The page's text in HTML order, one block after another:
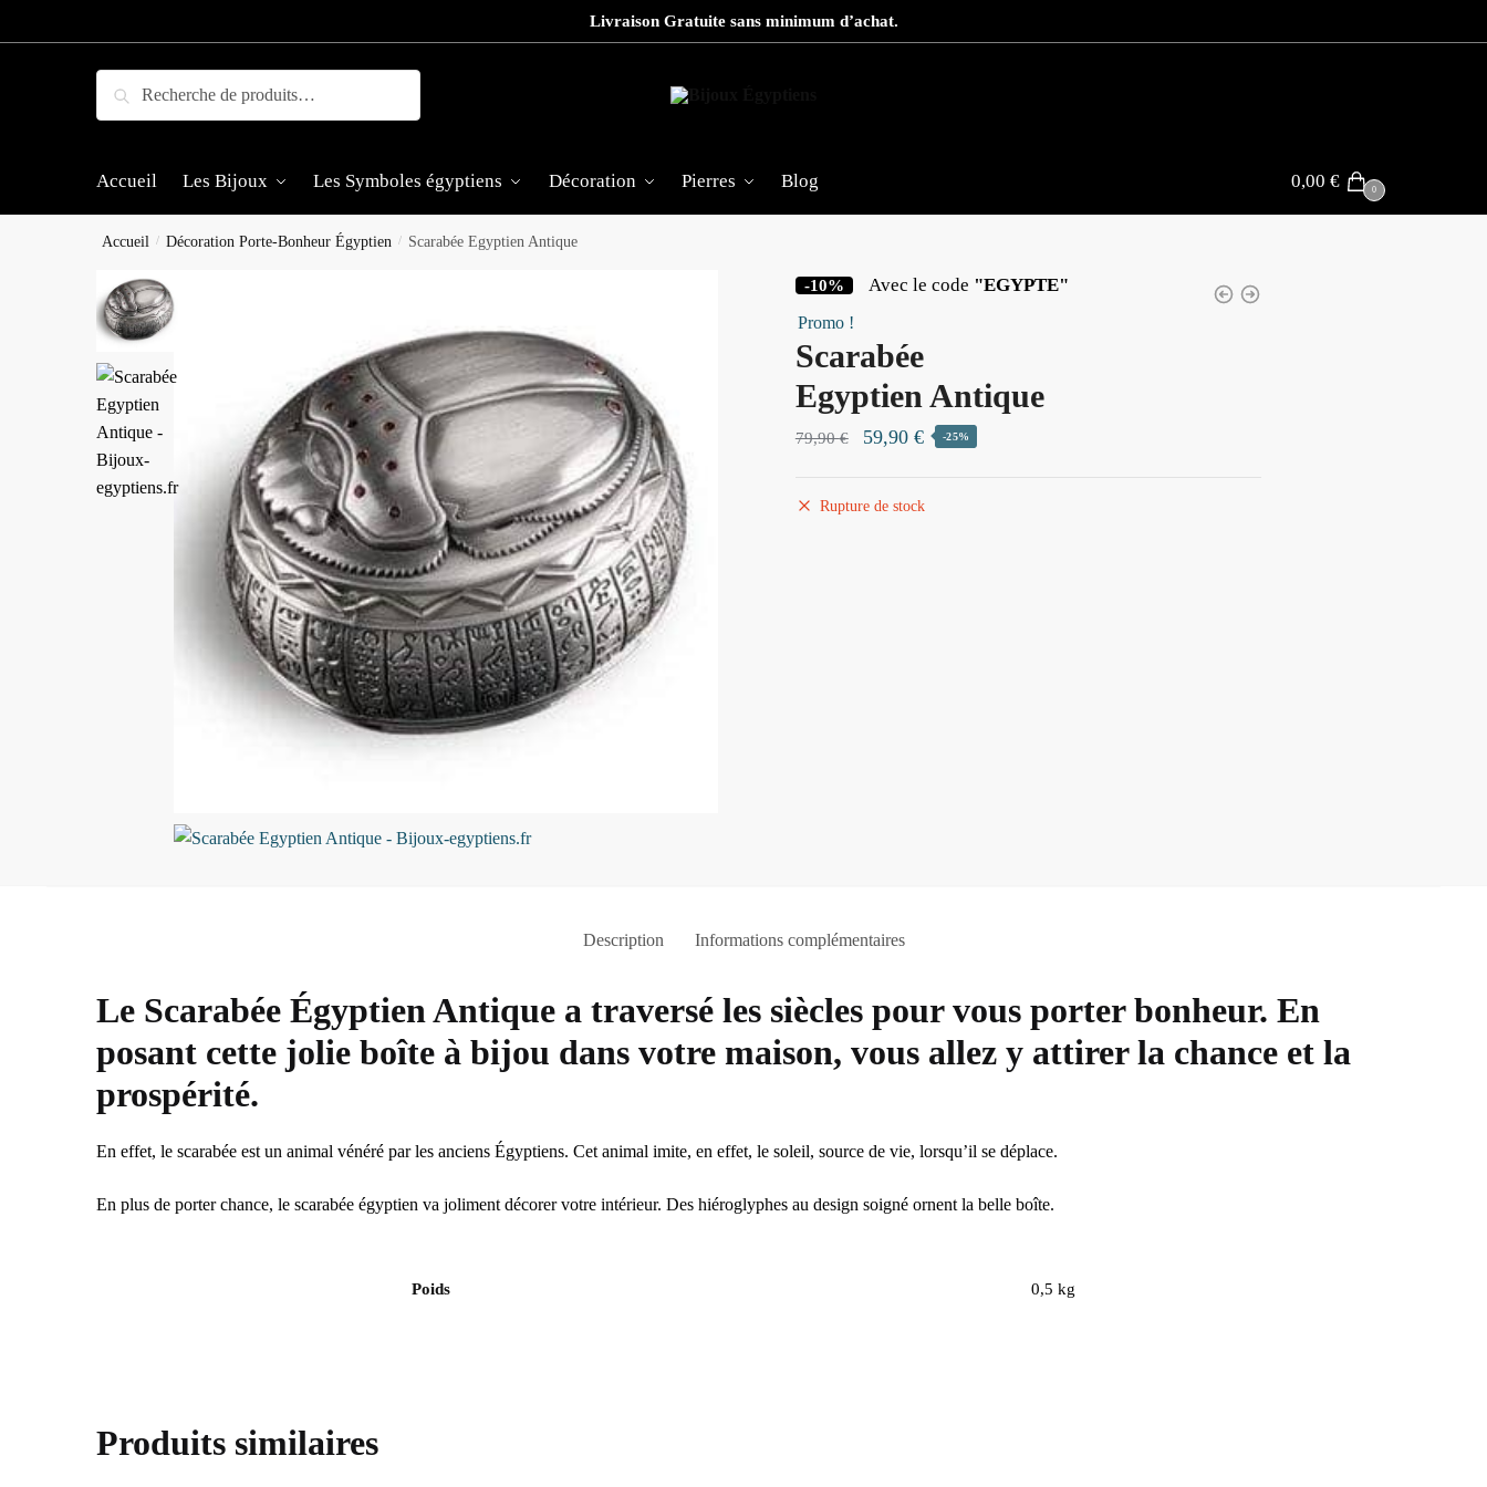
to
to
Livraison Gratuite sans minimum d’achat.
Recherche
Accueil Les Bijoux Les Symboles égyptiens Décoration Pierres Blog 0,00 € 0
Accueil / Décoration Porte-Bonheur Égyptien / Scarabée Egyptien Antique
-10% Avec le code "EGYPTE"
Promo !
Scarabée
Egyptien Antique
79,90€
Le
initial
59,90 €Le
actuel
-25%
Rupture de stock
Description Informations complémentaires
Le Scarabée Égyptien Antique a traversé les siècles pour vous porter bonheur. En
posant cette jolie boîte à bijou dans votre maison, vous allez y attirer la chance et la
prospérité.
En effet, le scarabée est un animal vénéré par les anciens Égyptiens. Cet animal imite, en effet, le soleil, source de vie, lorsqu’il se déplace.
En plus de porter chance, le scarabée égyptien va joliment décorer votre intérieur. Des hiéroglyphes au design soigné ornent la belle boîte.
Poids 0,5 kg
Produits similaires